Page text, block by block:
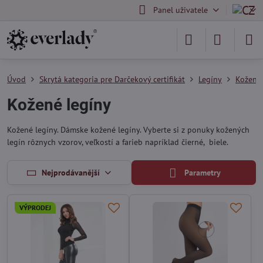
Panel uživatele
Úvod Skrytá kategoria pre Darčekový certifikát Legíny
Kožené legíny
Kožené legíny. Dámske kožené legíny. Vyberte si z ponuky kožených
legín rôznych vzorov, veľkostí a farieb napríklad čierné, biele.
Nejprodávanější Parametry
VÝPRODEJ